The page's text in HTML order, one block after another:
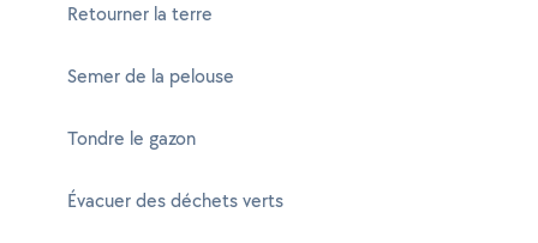
Retourner la terre
Semer de la pelouse
Tondre le gazon
Évacuer des déchets verts